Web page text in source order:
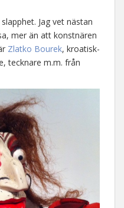
Jag vet nästan
mer än att konstnären
Zlatko Bourek, kroatisk-
tecknare m.m. från